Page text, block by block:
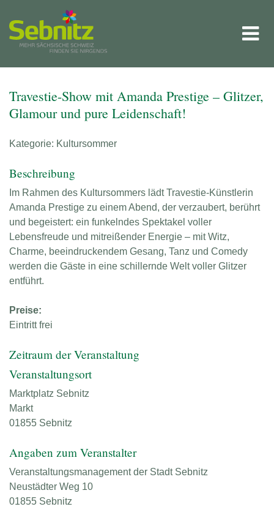
Travestie-Show mit Amanda Prestige – Glitzer,
Glamour und pure Leidenschaft!
Kategorie: Kultursommer
Beschreibung
Im Rahmen des Kultursommers lädt Travestie-Künstlerin
Amanda Prestige zu einem Abend, der verzaubert, berührt
und begeistert: ein funkelndes Spektakel voller
Lebensfreude und mitreißender Energie – mit Witz,
Charme, beeindruckendem Gesang, Tanz und Comedy
werden die Gäste in eine schillernde Welt voller Glitzer
entführt.
Preise:
Eintritt frei
Zeitraum der Veranstaltung
Veranstaltungsort
Marktplatz Sebnitz
Markt
01855 Sebnitz
Angaben zum Veranstalter
Veranstaltungsmanagement der Stadt Sebnitz
Neustädter Weg 10
01855 Sebnitz